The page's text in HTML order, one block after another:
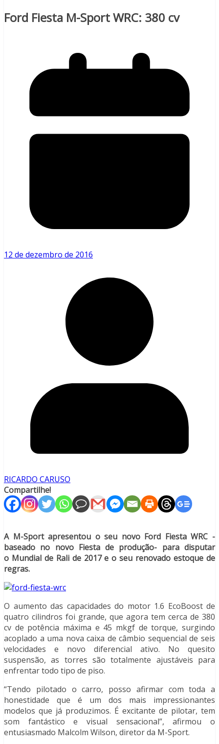
Ford Fiesta M-Sport WRC: 380 cv
12 de dezembro de 2016
RICARDO CARUSO
Compartilhe!
A M-Sport apresentou o seu novo Ford Fiesta WRC -
baseado no novo Fiesta de produção- para disputar
o Mundial de Rali de 2017 e o seu renovado estoque de
regras.
O aumento das capacidades do motor 1.6 EcoBoost de
quatro cilindros foi grande, que agora tem cerca de 380
cv de potência máxima e 45 mkgf de torque, surgindo
acoplado a uma nova caixa de câmbio sequencial de seis
velocidades e novo diferencial ativo. No quesito
suspensão, as torres são totalmente ajustáveis para
enfrentar todo tipo de piso.
“Tendo pilotado o carro, posso afirmar com toda a
honestidade que é um dos mais impressionantes
modelos que já produzimos. É excitante de pilotar, tem
som fantástico e visual sensacional”, afirmou o
entusiasmado Malcolm Wilson, diretor da M-Sport.